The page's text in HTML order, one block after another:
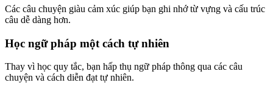
Các câu chuyện giàu cảm xúc giúp bạn ghi nhớ từ vựng và cấu trúc
câu dễ dàng hơn.
Học ngữ pháp một cách tự nhiên
Thay vì học quy tắc, bạn hấp thụ ngữ pháp thông qua các câu
chuyện và cách diễn đạt tự nhiên.